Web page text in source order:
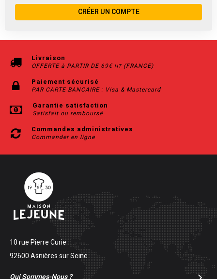
CRÉER UN COMPTE
Livraison
OFFERTE à PARTIR DE 69€ HT(FRANCE)
Paiement sécurisé
PAR CARTE BANCAIRE : Visa & Mastercard
Garantie satisfaction
Satisfait ou remboursé
Commandes administratives
Commander en ligne
10 rue Pierre Curie
92600 Asnières sur Seine
Qui Sommes-Nous ?